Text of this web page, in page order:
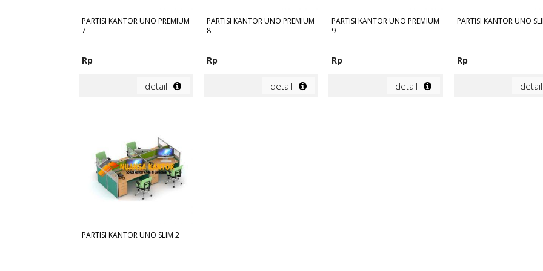
PARTISI KANTOR UNO PREMIUM
7
Rp
detail
PARTISI KANTOR UNO PREMIUM
8
Rp
detail
PARTISI KANTOR UNO PREMIUM
9
Rp
detail
PARTISI KANTOR UNO
Rp
detail
PARTISI KANTOR UNO SLIM 2